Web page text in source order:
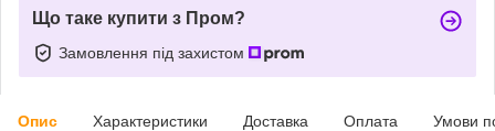
Що таке купити з Пром?
Замовлення під захистом
Опис Характеристики Доставка Оплата Умови